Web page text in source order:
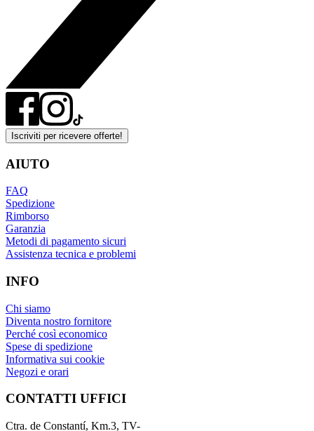
Iscriviti per ricevere offerte!
AIUTO
FAQ
Spedizione
Rimborso
Garanzia
Metodi di pagamento sicuri
Assistenza tecnica e problemi
INFO
Chi siamo
Diventa nostro fornitore
Perché così economico
Spese di spedizione
Informativa sui cookie
Negozi e orari
CONTATTI UFFICI
Ctra. de Constantí, Km.3, TV-